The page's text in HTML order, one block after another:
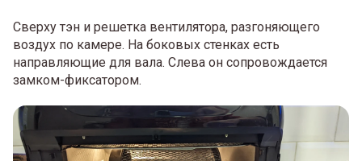
Сверху тэн и решетка вентилятора, разгоняющего
воздух по камере. На боковых стенках есть
направляющие для вала. Слева он сопровождается
замком-фиксатором.